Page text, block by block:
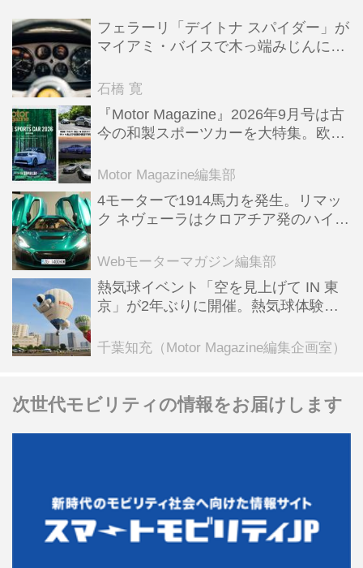
フェラーリ「デイトナ スパイダー」が
マイアミ・バイスで木っ端みじんにな
石橋 寛
『Motor Magazine』2026年9月号は古
今の和製スポーツカーを大特集。欧州
Motor Magazine編集部
4モーターで1914馬力を発生。リマッ
ク ネヴェーラはクロアチア発のハイパ
全版／115】
Webモーターマガジン編集部
熱気球イベント「空を見上げて IN 東
京」が2年ぶりに開催。熱気球体験搭
ンテンツも
千葉知充（Motor Magazine編集企画室）
次世代モビリティの情報をお届けします